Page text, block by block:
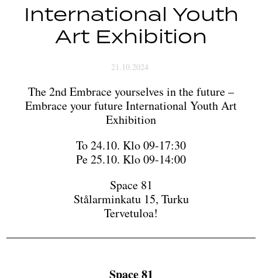
International Youth
Art Exhibition
21.10.2024
The 2nd Embrace yourselves in the future –
Embrace your future International Youth Art
Exhibition
To 24.10. Klo 09-17:30
Pe 25.10. Klo 09-14:00
Space 81
Stålarminkatu 15, Turku
Tervetuloa!
Space 81